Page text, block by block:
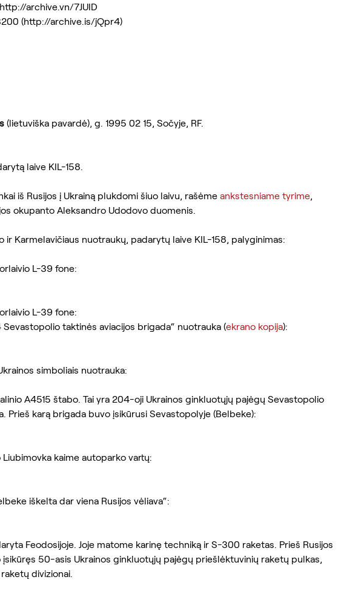
archive.vn/7JUID
(http://archive.is/jQpr4)
(lietuviška pavardė), g. 1995 02 15, Sočyje, RF.
laive KIL-158.
iš Rusijos į Ukrainą plukdomi šiuo laivu, rašėme ankstesniame tyrime,
okupanto Aleksandro Udodovo duomenis.
ir Karmelavičiaus nuotraukų, padarytų laive KIL-158, palyginimas:
L-39 fone:
L-39 fone:
taktinės aviacijos brigada“ nuotrauka (ekrano kopija):
simboliais nuotrauka:
A4515 štabo. Tai yra 204-oji Ukrainos ginkluotųjų pajėgų Sevastopolio
Prieš karą brigada buvo įsikūrusi Sevastopolyje (Belbeke):
kaime autoparko vartų:
iškelta dar viena Rusijos vėliava“:
Feodosijoje. Joje matome karinę techniką ir S-300 raketas. Prieš Rusijos
įsikūręs 50-asis Ukrainos ginkluotųjų pajėgų priešlėktuvinių raketų pulkas,
divizionai.